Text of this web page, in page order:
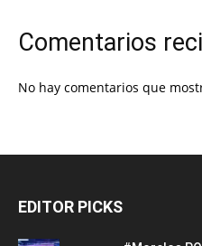
Comentarios
No hay comentarios que
EDITOR PICKS